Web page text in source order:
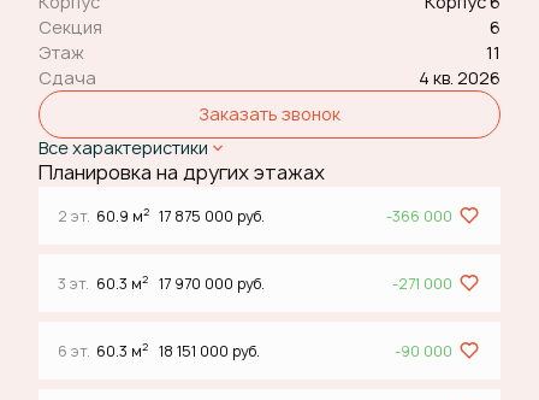
Секция
6
Этаж
11
Сдача
4 кв. 2026
Заказать звонок
Все характеристики
Планировка на других этажах
2 эт. 60.9 м2 17 875 000 руб. -366 000
3 эт. 60.3 м2 17 970 000 руб. -271 000
6 эт. 60.3 м2 18 151 000 руб. -90 000